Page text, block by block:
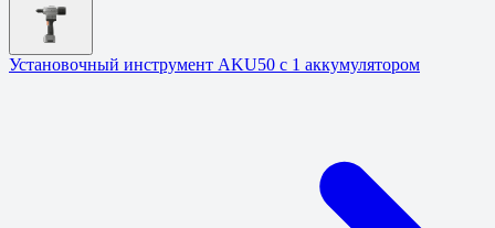
Установочный инструмент AKU50 с 1 аккумулятором